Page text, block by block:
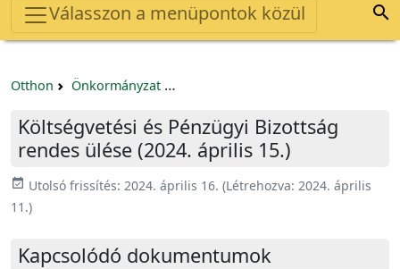
Válasszon a menüpontok közül 
Otthon Önkormányzat
Költségvetési és Pénzügyi Bizottság
rendes ülése (2024. április 15.)
event_available Utolsó frissítés: 2024. április 16. (Létrehozva: 2024. április
11.)
Kapcsolódó dokumentumok